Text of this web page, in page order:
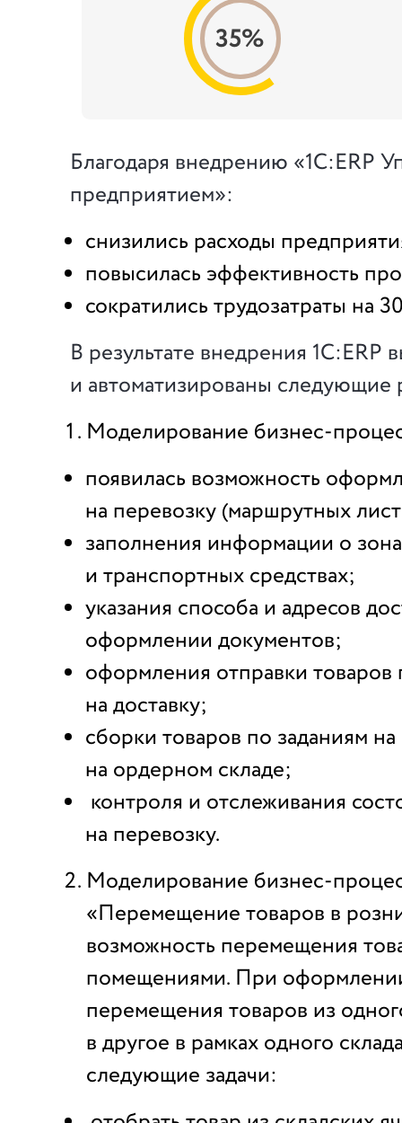
35%
Благодаря внедрению «1C:ERP
предприятием»:
снизились расходы
повысилась эффективность
сократились трудозатраты на
В результате внедрения 1C:ERP
и автоматизированы
Моделирование бизнес-
появилась возможность
на перевозку (маршрутных
заполнения информации о
и транспортных средствах;
указания способа и адресов
оформлении документов;
оформления отправки товаров
на доставку;
сборки товаров по заданиям
на ордерном складе;
контроля и отслеживания
на перевозку.
Моделирование бизнес-
«Перемещение товаров в
возможность перемещения
помещениями. При
перемещения товаров из
в другое в рамках одного
следующие задачи: